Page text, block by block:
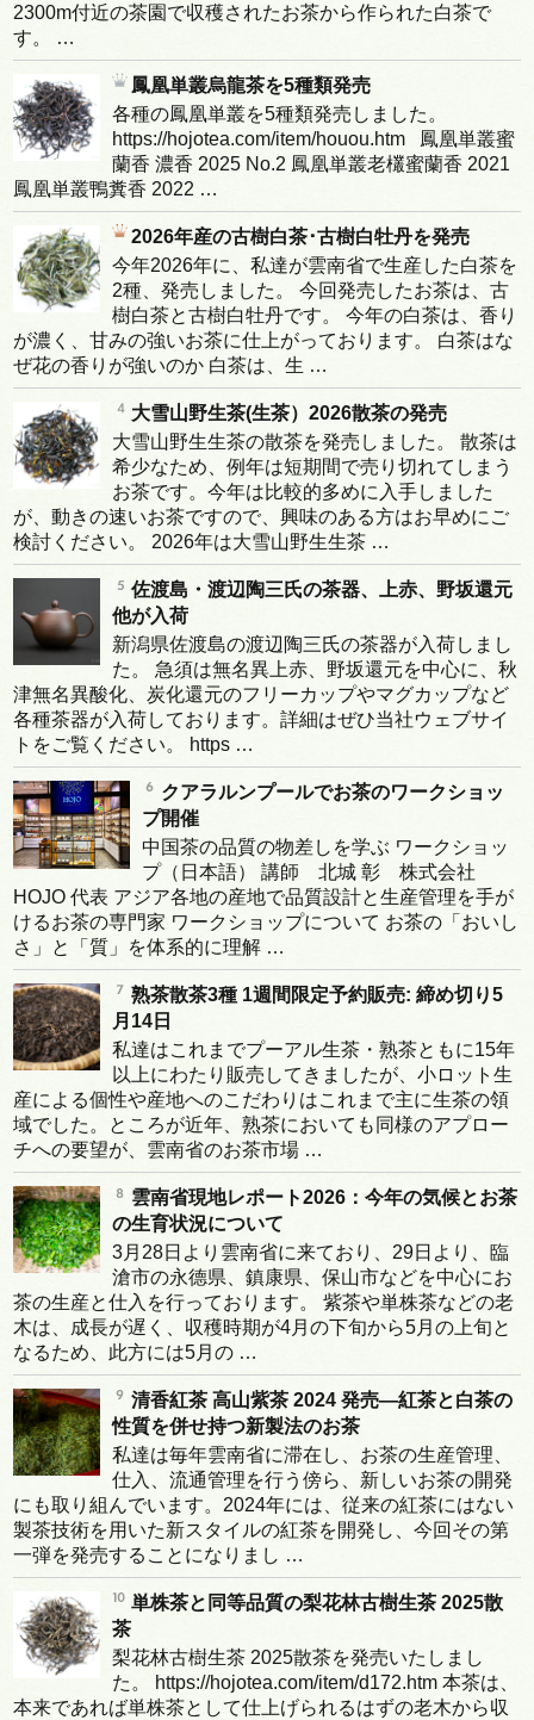
2300m付近の茶園で収穫されたお茶から作られた白茶で
す。 …
鳳凰単叢烏龍茶を5種類発売
各種の鳳凰単叢を5種類発売しました。
https://hojotea.com/item/houou.htm 鳳凰単叢蜜
蘭香 濃香 2025 No.2 鳳凰単叢老欉蜜蘭香 2021
鳳凰単叢鴨糞香 2022 …
2026年産の古樹白茶･古樹白牡丹を発売
今年2026年に、私達が雲南省で生産した白茶を
2種、発売しました。 今回発売したお茶は、古
樹白茶と古樹白牡丹です。 今年の白茶は、香り
が濃く、甘みの強いお茶に仕上がっております。 白茶はな
ぜ花の香りが強いのか 白茶は、生 …
大雪山野生茶(生茶）2026散茶の発売
大雪山野生生茶の散茶を発売しました。 散茶は
希少なため、例年は短期間で売り切れてしまう
お茶です。今年は比較的多めに入手しました
が、動きの速いお茶ですので、興味のある方はお早めにご
検討ください。 2026年は大雪山野生生茶 …
佐渡島・渡辺陶三氏の茶器、上赤、野坂還元
他が入荷
新潟県佐渡島の渡辺陶三氏の茶器が入荷しまし
た。 急須は無名異上赤、野坂還元を中心に、秋
津無名異酸化、炭化還元のフリーカップやマグカップなど
各種茶器が入荷しております。詳細はぜひ当社ウェブサイ
トをご覧ください。 https …
クアラルンプールでお茶のワークショッ
プ開催
中国茶の品質の物差しを学ぶ ワークショッ
プ（日本語） 講師 北城 彰 株式会社
HOJO 代表 アジア各地の産地で品質設計と生産管理を手が
けるお茶の専門家 ワークショップについて お茶の「おいし
さ」と「質」を体系的に理解 …
熟茶散茶3種 1週間限定予約販売: 締め切り5
月14日
私達はこれまでプーアル生茶・熟茶ともに15年
以上にわたり販売してきましたが、小ロット生
産による個性や産地へのこだわりはこれまで主に生茶の領
域でした。ところが近年、熟茶においても同様のアプロー
チへの要望が、雲南省のお茶市場 …
雲南省現地レポート2026：今年の気候とお茶
の生育状況について
3月28日より雲南省に来ており、29日より、臨
滄市の永德県、鎮康県、保山市などを中心にお
茶の生産と仕入を行っております。 紫茶や単株茶などの老
木は、成長が遅く、収穫時期が4月の下旬から5月の上旬と
なるため、此方には5月の …
清香紅茶 高山紫茶 2024 発売―紅茶と白茶の
性質を併せ持つ新製法のお茶
私達は毎年雲南省に滞在し、お茶の生産管理、
仕入、流通管理を行う傍ら、新しいお茶の開発
にも取り組んでいます。2024年には、従来の紅茶にはない
製茶技術を用いた新スタイルの紅茶を開発し、今回その第
一弾を発売することになりまし …
単株茶と同等品質の梨花林古樹生茶 2025散
茶
梨花林古樹生茶 2025散茶を発売いたしまし
た。 https://hojotea.com/item/d172.htm 本茶は、
本来であれば単株茶として仕上げられるはずの老木から収